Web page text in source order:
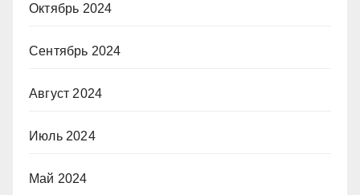
Октябрь 2024
Сентябрь 2024
Август 2024
Июль 2024
Май 2024